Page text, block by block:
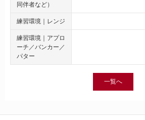
同伴者など）
練習環境｜レンジ
練習環境｜アプロ
ーチ／バンカー／
パター
一覧へ